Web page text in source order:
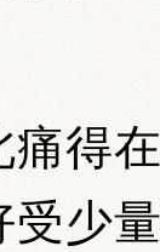
痛得
少